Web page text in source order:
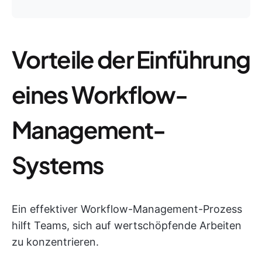
Vorteile der Einführung
eines Workflow-
Management-
Systems
Ein effektiver Workflow-Management-Prozess
hilft Teams, sich auf wertschöpfende Arbeiten
zu konzentrieren.